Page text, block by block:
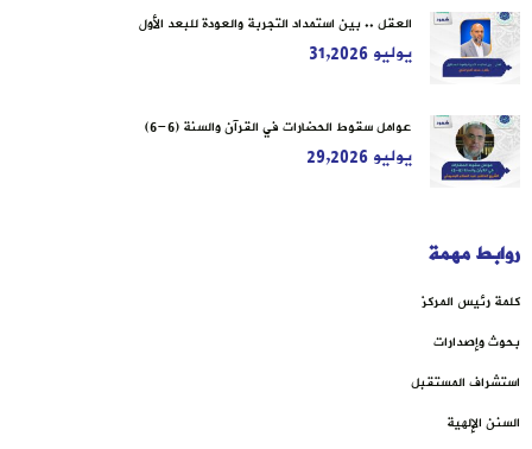
العقل .. بين استمداد التجربة والعودة للبعد الأول
يوليو 31,2026
عوامل سقوط الحضارات في القرآن والسنة (6-6)
يوليو 29,2026
روابط مهمة
كلمة رئيس المركز
بحوث وإصدارات
استشراف المستقبل
السنن الإلهية